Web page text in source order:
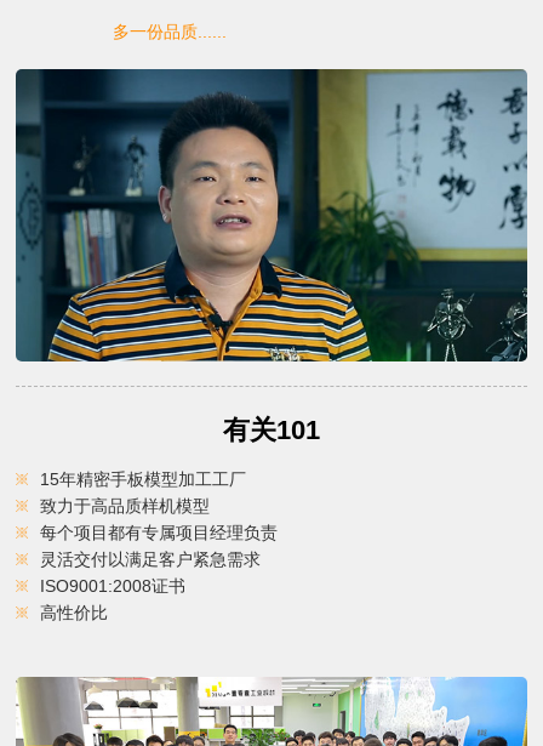
多一份品质......
有关101
15年精密手板模型加工工厂
致力于高品质样机模型
每个项目都有专属项目经理负责
灵活交付以满足客户紧急需求
ISO9001:2008证书
高性价比